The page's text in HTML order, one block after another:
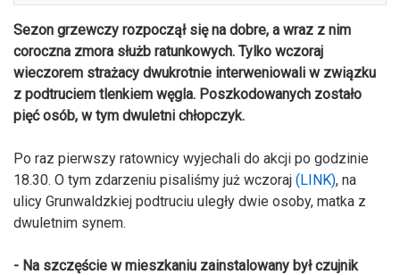
Sezon grzewczy rozpoczął się na dobre, a wraz z nim
coroczna zmora służb ratunkowych. Tylko wczoraj
wieczorem strażacy dwukrotnie interweniowali w związku
z podtruciem tlenkiem węgla. Poszkodowanych zostało
pięć osób, w tym dwuletni chłopczyk.
Po raz pierwszy ratownicy wyjechali do akcji po godzinie
18.30. O tym zdarzeniu pisaliśmy już wczoraj (LINK), na
ulicy Grunwaldzkiej podtruciu uległy dwie osoby, matka z
dwuletnim synem.
- Na szczęście w mieszkaniu zainstalowany był czujnik